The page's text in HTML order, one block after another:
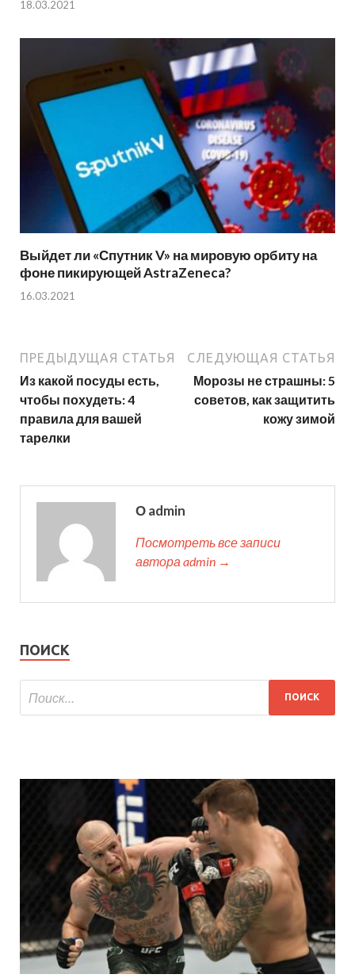
18.03.2021
Выйдет ли «Спутник V» на мировую орбиту на
фоне пикирующей AstraZeneca?
16.03.2021
ПРЕДЫДУЩАЯ СТАТЬЯ
Из какой посуды есть,
чтобы похудеть: 4
правила для вашей
тарелки
СЛЕДУЮЩАЯ СТАТЬЯ
Морозы не страшны: 5
советов, как защитить
кожу зимой
О admin
Посмотреть все записи
автора admin →
ПОИСК